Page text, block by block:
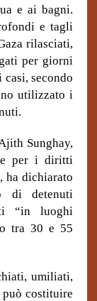
e ai bagni.
e tagli
rilasciati,
per giorni
secondo
utilizzato i
Sunghay,
per i diritti
ha dichiarato
di detenuti
“in luoghi
tra 30 e 55
umiliati,
costituire